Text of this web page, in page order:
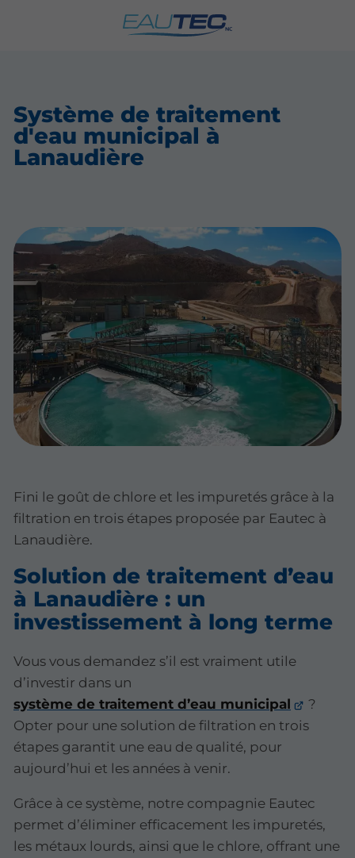
Système de traitement
d'eau municipal à
Lanaudière
Fini le goût de chlore et les impuretés grâce à la
filtration en trois étapes proposée par Eautec à
Lanaudière.
Solution de traitement d’eau
à Lanaudière : un
investissement à long terme
Vous vous demandez s’il est vraiment utile
d’investir dans un
système de traitement d’eau municipal
?
Opter pour une solution de filtration en trois
étapes garantit une eau de qualité, pour
aujourd’hui et les années à venir.
Grâce à ce système, notre compagnie Eautec
permet d’éliminer efficacement les impuretés,
les métaux lourds, ainsi que le chlore, offrant une